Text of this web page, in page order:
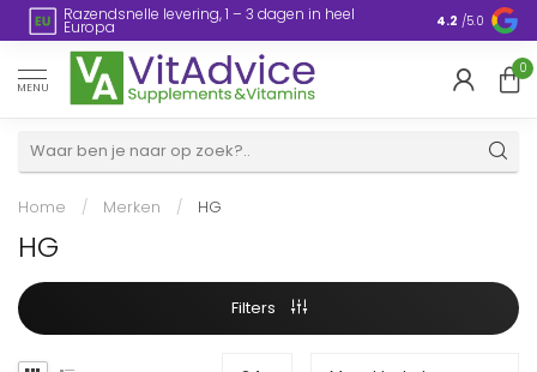
Plasticvrije verpakking 4.2 /5.0
MENU
0
Home / Merken / HG
HG
Filters